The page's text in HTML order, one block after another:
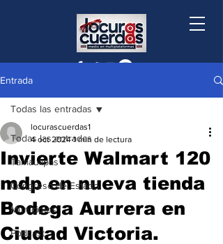
Entrada
Todas las entradas
Tamaulipas
Congreso de Estado
Municipios
Podcast
Todas las entradas
Invierte Walmart 120
mdp en nueva tienda
Bodega Aurrera en
Ciudad Victoria.
locurascuerdas1
4 oct 2024 1 min de lectura